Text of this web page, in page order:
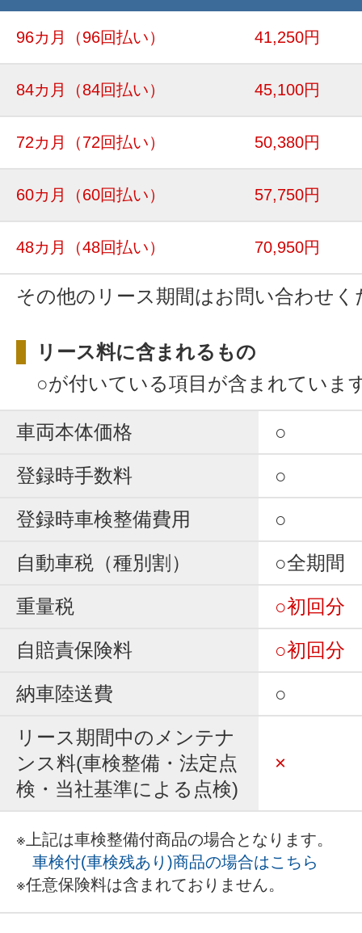
96カ月 （96回払い） 41,250円
84カ月 （84回払い） 45,100円
72カ月 （72回払い） 50,380円
60カ月 （60回払い） 57,750円
48カ月 （48回払い） 70,950円
その他のリース期間はお問い合わせく
リース料に含まれるもの
○が付いている項目が含まれていま
車両本体価格
○
登録時手数料
○
登録時車検整備費用
○
自動車税（種別割）
○全期間
重量税
○初回分
自賠責保険料
○初回分
納車陸送費
○
リース期間中のメンテナ
ンス料(車検整備・法定点
検・当社基準による点検)
×
※上記は車検整備付商品の場合となります。
車検付(車検残あり)商品の場合はこちら
※任意保険料は含まれておりません。